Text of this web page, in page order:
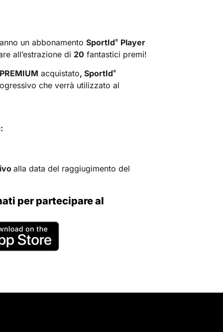
un abbonamentoSportId® Player
all’estrazione di 20 fantastici premi!
acquistato, SportId®
che verrà utilizzato al
alla data del raggiugimento del
per partecipare al